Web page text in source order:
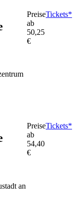
Preise
ab
50,25
€
Tickets*
an
Preise
ab
54,40
€
Tickets*